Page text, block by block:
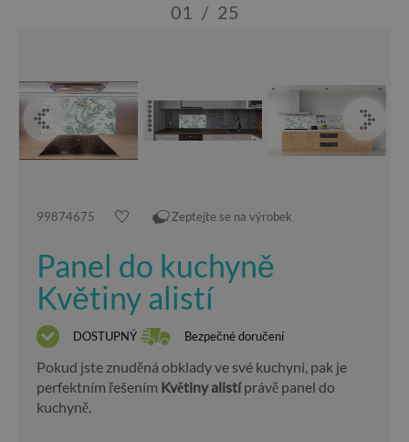
01 / 25
99874675 Zeptejte se na výrobek
Panel do kuchyně
Květiny alistí
DOSTUPNÝ Bezpečné doručení
Pokud jste znuděná obklady ve své kuchyni, pak je
perfektním řešením Květiny alistíprávě panel do
kuchyně.